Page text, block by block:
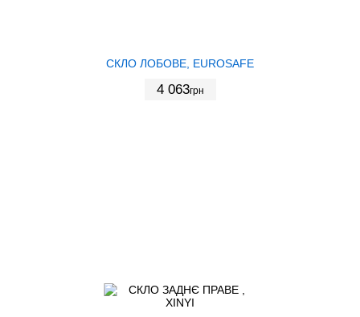
СКЛО ЛОБОВЕ, EUROSAFE
4 063грн